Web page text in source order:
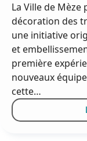
La Ville de
décoration des
une initiative
et
première
nouveaux
cette…